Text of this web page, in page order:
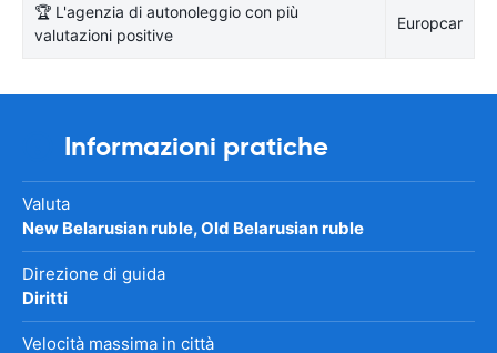
🏆 L'agenzia di autonoleggio con più
valutazioni positive
Europcar
Informazioni pratiche
Valuta
New Belarusian ruble, Old Belarusian ruble
Direzione di guida
Diritti
Velocità massima in città